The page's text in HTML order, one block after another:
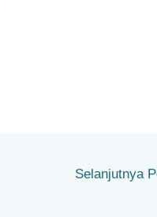
Selanjutnya